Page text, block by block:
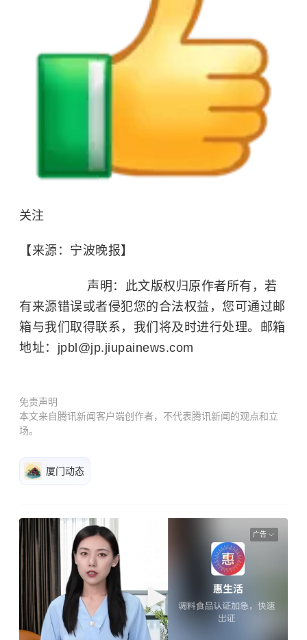
关注
【来源：宁波晚报】
声明：此文版权归原作者所有，若
有来源错误或者侵犯您的合法权益，您可通过邮
箱与我们取得联系，我们将及时进行处理。邮箱
地址：jpbl@jp.jiupainews.com
免责声明
本文来自腾讯新闻客户端创作者，不代表腾讯新闻的观点和立
场。
厦门动态
广告